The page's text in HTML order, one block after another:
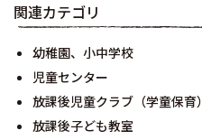
関連カテゴリ
幼稚園、小中学校
児童センター
放課後児童クラブ（学童保育）
放課後子ども教室